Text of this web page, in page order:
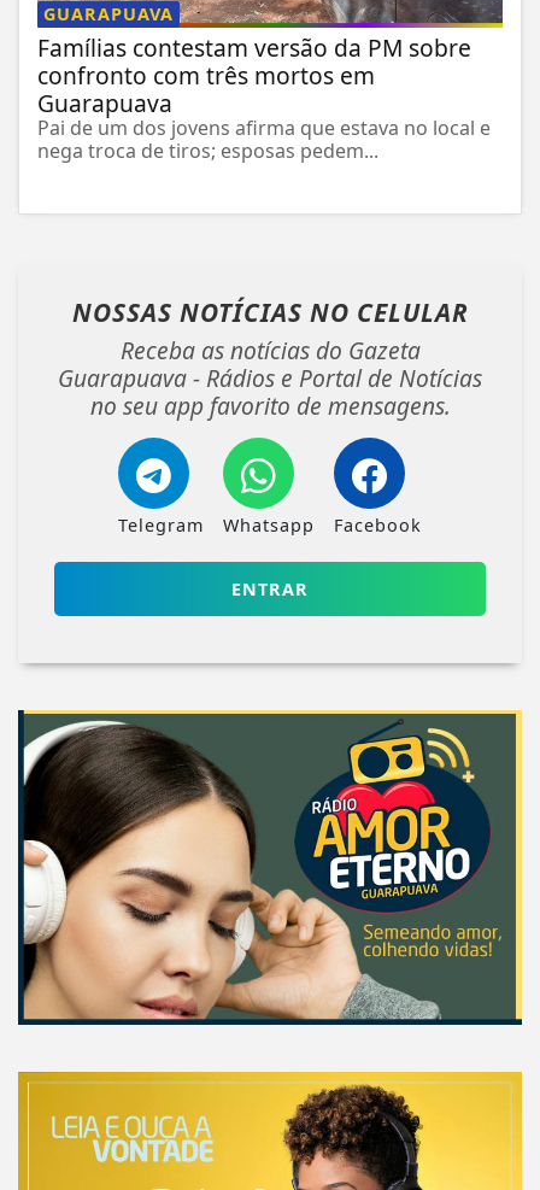
GUARAPUAVA
Famílias contestam versão da PM sobre
confronto com três mortos em
Guarapuava
Pai de um dos jovens afirma que estava no local e
nega troca de tiros; esposas pedem...
NOSSAS NOTÍCIAS NO CELULAR
Receba as notícias do Gazeta
Guarapuava - Rádios e Portal de Notícias
no seu app favorito de mensagens.
Telegram Whatsapp Facebook
ENTRAR